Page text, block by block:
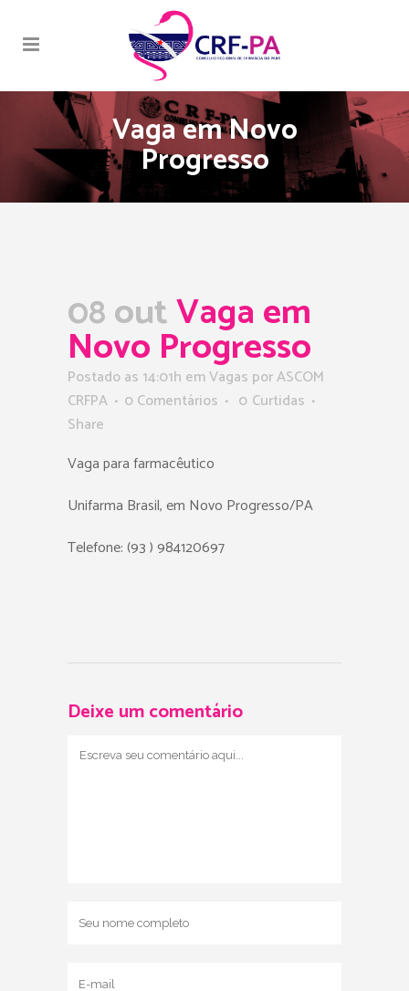
Vaga em Novo
Progresso
08 outVaga em
Novo Progresso
Postado as 14:01h emVagas porASCOM
CRFPA
0 Comentários 0 Curtidas
Share
Vaga para farmacêutico
Unifarma Brasil, em Novo Progresso/PA
Telefone: (93 ) 984120697
Deixe um comentário